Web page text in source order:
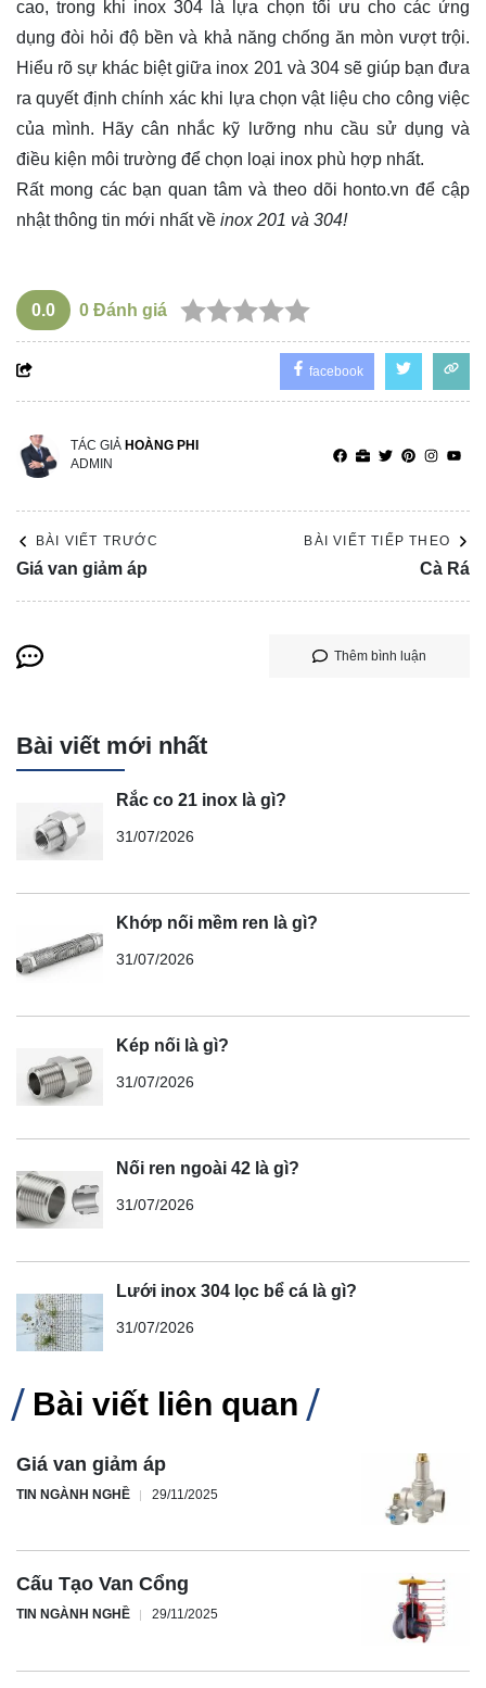
cao, trong khi inox 304 là lựa chọn tối ưu cho các ứng
dụng đòi hỏi độ bền và khả năng chống ăn mòn vượt trội.
Hiểu rõ sự khác biệt giữa inox 201 và 304 sẽ giúp bạn đưa
ra quyết định chính xác khi lựa chọn vật liệu cho công việc
của mình. Hãy cân nhắc kỹ lưỡng nhu cầu sử dụng và
điều kiện môi trường để chọn loại inox phù hợp nhất.
Rất mong các bạn quan tâm và theo dõi honto.vn để cập
nhật thông tin mới nhất về inox 201 và 304!
0.0 0 Đánh giá
facebook
TÁC GIẢ HOÀNG PHI
ADMIN
BÀI VIẾT TRƯỚC
Giá van giảm áp
BÀI VIẾT TIẾP THEO
Cà Rá
Thêm bình luận
Bài viết mới nhất
Rắc co 21 inox là gì?
31/07/2026
Khớp nối mềm ren là gì?
31/07/2026
Kép nối là gì?
31/07/2026
Nối ren ngoài 42 là gì?
31/07/2026
Lưới inox 304 lọc bể cá là gì?
31/07/2026
Bài viết liên quan
Giá van giảm áp
TIN NGÀNH NGHỀ 29/11/2025
Cấu Tạo Van Cổng
TIN NGÀNH NGHỀ 29/11/2025